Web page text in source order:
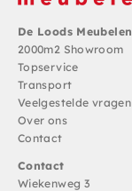
De Loods Meubelen
2000m2 Showroom
Topservice
Transport
Veelgestelde vragen
Over ons
Contact
Contact
Wiekenweg 3